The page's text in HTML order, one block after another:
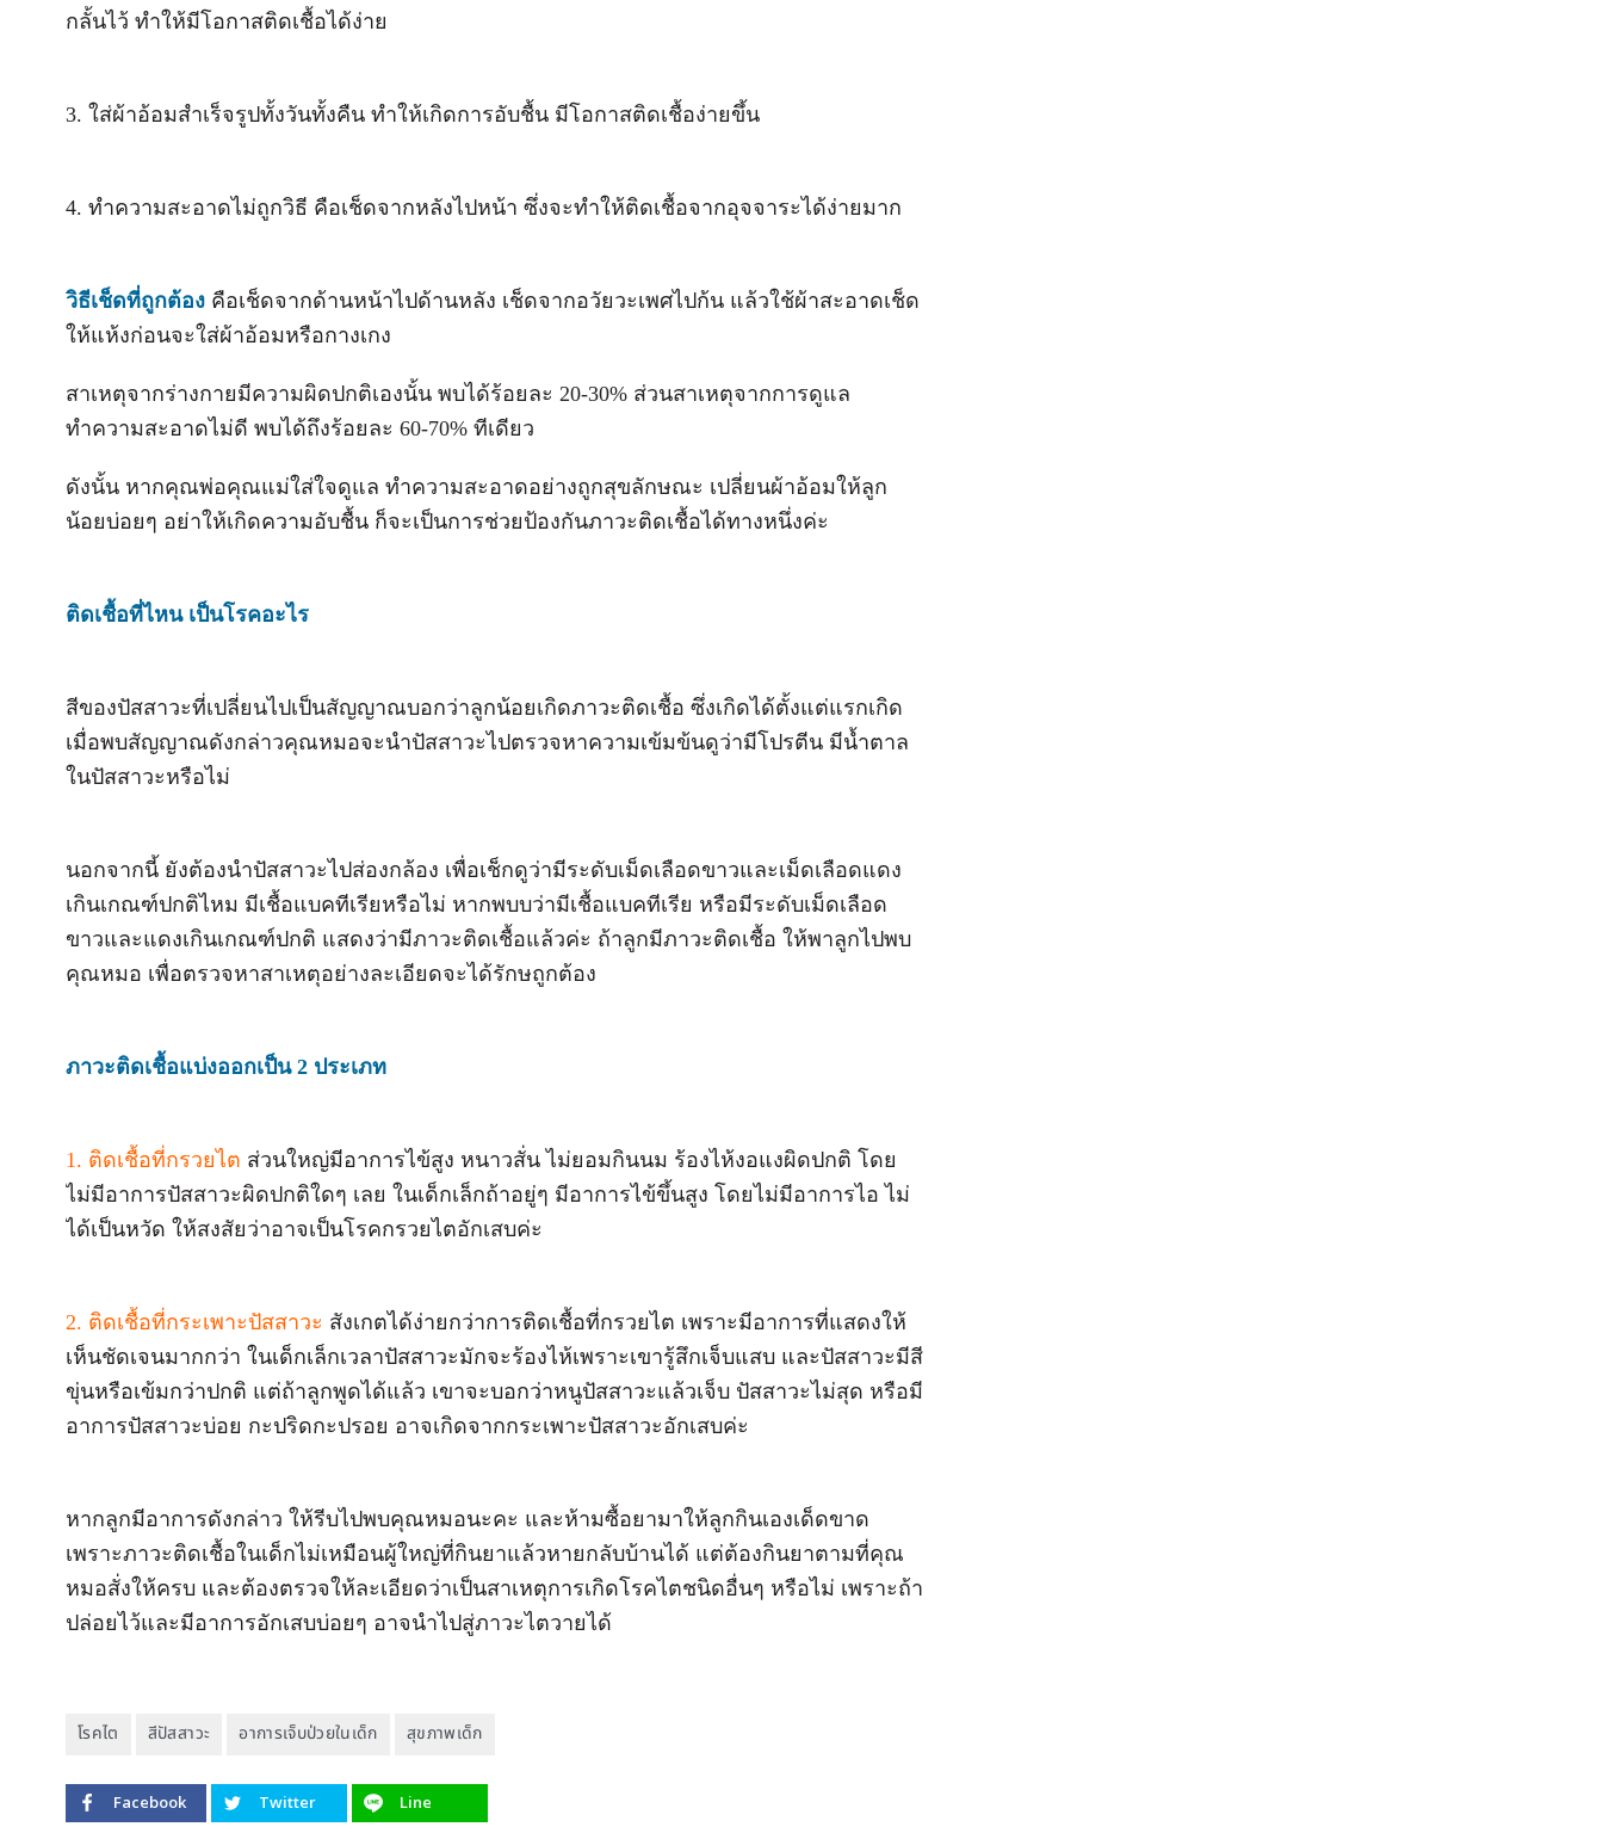
กลั้นไว้ ทำให้มีโอกาสติดเชื้อได้ง่าย
3. ใส่ผ้าอ้อมสำเร็จรูปทั้งวันทั้งคืน ทำให้เกิดการอับชื้น มีโอกาสติดเชื้อง่ายขึ้น
4. ทำความสะอาดไม่ถูกวิธี คือเช็ดจากหลังไปหน้า ซึ่งจะทำให้ติดเชื้อจากอุจจาระได้ง่ายมาก
วิธีเช็ดที่ถูกต้อง คือเช็ดจากด้านหน้าไปด้านหลัง เช็ดจากอวัยวะเพศไปก้น แล้วใช้ผ้าสะอาดเช็ด
ให้แห้งก่อนจะใส่ผ้าอ้อมหรือกางเกง
สาเหตุจากร่างกายมีความผิดปกติเองนั้น พบได้ร้อยละ 20-30% ส่วนสาเหตุจากการดูแล
ทำความสะอาดไม่ดี พบได้ถึงร้อยละ 60-70% ทีเดียว
ดังนั้น หากคุณพ่อคุณแม่ใส่ใจดูแล ทำความสะอาดอย่างถูกสุขลักษณะ เปลี่ยนผ้าอ้อมให้ลูก
น้อยบ่อยๆ อย่าให้เกิดความอับชื้น ก็จะเป็นการช่วยป้องกันภาวะติดเชื้อได้ทางหนึ่งค่ะ
ติดเชื้อที่ไหน เป็นโรคอะไร
สีของปัสสาวะที่เปลี่ยนไปเป็นสัญญาณบอกว่าลูกน้อยเกิดภาวะติดเชื้อ ซึ่งเกิดได้ตั้งแต่แรกเกิด
เมื่อพบสัญญาณดังกล่าวคุณหมอจะนำปัสสาวะไปตรวจหาความเข้มข้นดูว่ามีโปรตีน มีน้ำตาล
ในปัสสาวะหรือไม่
นอกจากนี้ ยังต้องนำปัสสาวะไปส่องกล้อง เพื่อเช็กดูว่ามีระดับเม็ดเลือดขาวและเม็ดเลือดแดง
เกินเกณฑ์ปกติไหม มีเชื้อแบคทีเรียหรือไม่ หากพบบว่ามีเชื้อแบคทีเรีย หรือมีระดับเม็ดเลือด
ขาวและแดงเกินเกณฑ์ปกติ แสดงว่ามีภาวะติดเชื้อแล้วค่ะ ถ้าลูกมีภาวะติดเชื้อ ให้พาลูกไปพบ
คุณหมอ เพื่อตรวจหาสาเหตุอย่างละเอียดจะได้รักษถูกต้อง
ภาวะติดเชื้อแบ่งออกเป็น 2 ประเภท
1. ติดเชื้อที่กรวยไต ส่วนใหญ่มีอาการไข้สูง หนาวสั่น ไม่ยอมกินนม ร้องไห้งอแงผิดปกติ โดย
ไม่มีอาการปัสสาวะผิดปกติใดๆ เลย ในเด็กเล็กถ้าอยู่ๆ มีอาการไข้ขึ้นสูง โดยไม่มีอาการไอ ไม่
ได้เป็นหวัด ให้สงสัยว่าอาจเป็นโรคกรวยไตอักเสบค่ะ
2. ติดเชื้อที่กระเพาะปัสสาวะ สังเกตได้ง่ายกว่าการติดเชื้อที่กรวยไต เพราะมีอาการที่แสดงให้
เห็นชัดเจนมากกว่า ในเด็กเล็กเวลาปัสสาวะมักจะร้องไห้เพราะเขารู้สึกเจ็บแสบ และปัสสาวะมีสี
ขุ่นหรือเข้มกว่าปกติ แต่ถ้าลูกพูดได้แล้ว เขาจะบอกว่าหนูปัสสาวะแล้วเจ็บ ปัสสาวะไม่สุด หรือมี
อาการปัสสาวะบ่อย กะปริดกะปรอย อาจเกิดจากกระเพาะปัสสาวะอักเสบค่ะ
หากลูกมีอาการดังกล่าว ให้รีบไปพบคุณหมอนะคะ และห้ามซื้อยามาให้ลูกกินเองเด็ดขาด
เพราะภาวะติดเชื้อในเด็กไม่เหมือนผู้ใหญ่ที่กินยาแล้วหายกลับบ้านได้ แต่ต้องกินยาตามที่คุณ
หมอสั่งให้ครบ และต้องตรวจให้ละเอียดว่าเป็นสาเหตุการเกิดโรคไตชนิดอื่นๆ หรือไม่ เพราะถ้า
ปล่อยไว้และมีอาการอักเสบบ่อยๆ อาจนำไปสู่ภาวะไตวายได้
โรคไต สีปัสสาวะ อาการเจ็บป่วยในเด็ก สุขภาพเด็ก
Facebook Twitter Line